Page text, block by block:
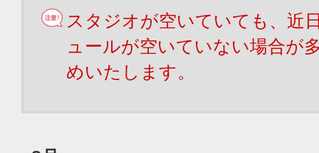
スタジオが空いていても、近
ュールが空いていない場合が
めいたします。